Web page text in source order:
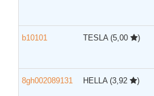
b10101 TESLA (5,00 )
8gh002089131 HELLA (3,92 )